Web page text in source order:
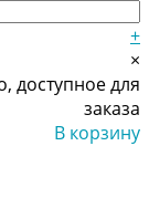
+
×
доступное для
заказа
В корзину